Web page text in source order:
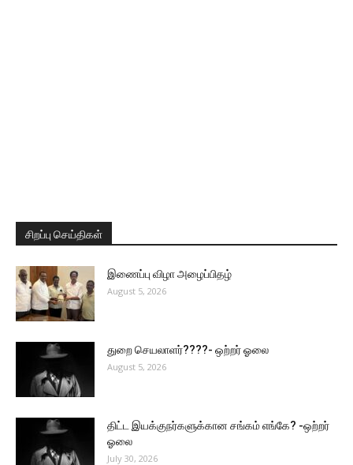
சிறப்பு செய்திகள்
இணைப்பு விழா அழைப்பிதழ்
August 5, 2026
துறை செயலாளர்????- ஒற்றர் ஓலை
August 5, 2026
திட்ட இயக்குநர்களுக்கான சங்கம் எங்கே? -ஒற்றர்
ஓலை
July 30, 2026